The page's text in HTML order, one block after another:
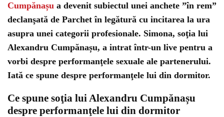
Cumpănașu a devenit subiectul unei anchete ”în rem”
declanşată de Parchet în legătură cu incitarea la ura
asupra unei categorii profesionale. Simona, soţia lui
Alexandru Cumpănașu, a intrat într-un live pentru a
vorbi despre performanţele sexuale ale partenerului.
Iată ce spune despre performanţele lui din dormitor.
Ce spune soţia lui Alexandru Cumpănașu
despre performanţele lui din dormitor